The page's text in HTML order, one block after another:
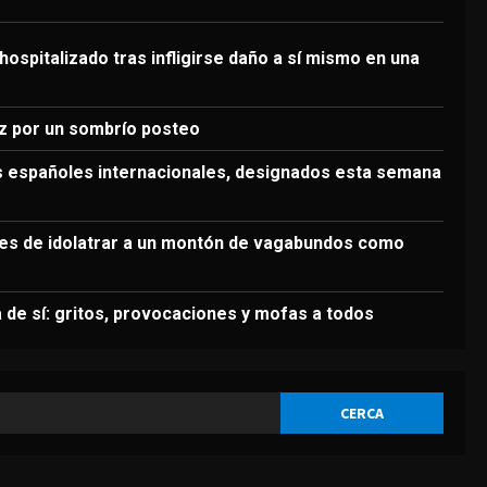
Siete de los ocho árbitros
Agosto 5, 2026
DEPORTES
chantaje: “Nos negamos a
ceder ante ello”
Agosto 5, 2026
tras infligirse daño a sí mismo en una
por un sombrío posteo
internacionales, designados esta semana
de idolatrar a un montón de vagabundos como
sí: gritos, provocaciones y mofas a todos